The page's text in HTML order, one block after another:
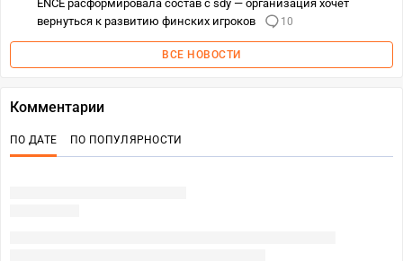
ENCE расформировала состав с sdy — организация хочет
вернуться к развитию финских игроков
10
ВСЕ НОВОСТИ
Комментарии
ПО ДАТЕ ПО ПОПУЛЯРНОСТИ